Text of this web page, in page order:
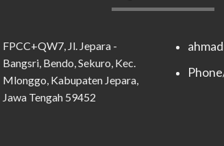
FPCC+QW7, Jl. Jepara -
Bangsri, Bendo, Sekuro, Kec.
Mlonggo, Kabupaten Jepara,
Jawa Tengah 59452